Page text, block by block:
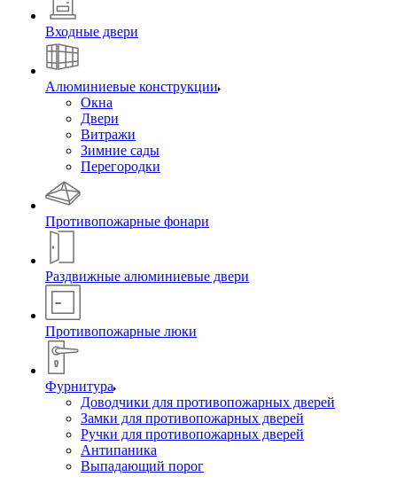
Входные двери
Алюминиевые конструкции
Окна
Двери
Витражи
Зимние сады
Перегородки
Противопожарные фонари
Раздвижные алюминиевые двери
Противопожарные люки
Фурнитура
Доводчики для противопожарных дверей
Замки для противопожарных дверей
Ручки для противопожарных дверей
Антипаника
Выпадающий порог